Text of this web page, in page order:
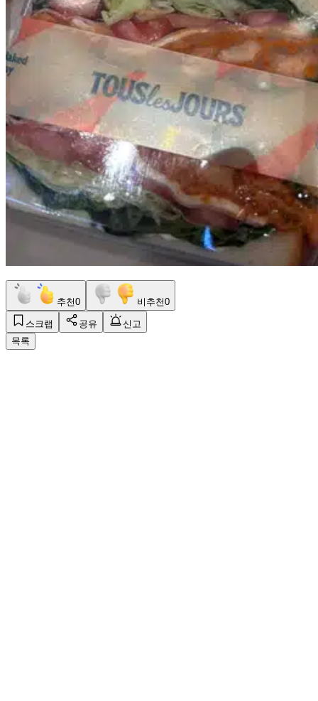
추천0 비추천0
스크랩 공유
신고
목록